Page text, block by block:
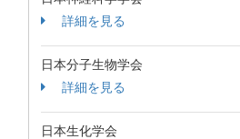
詳細を見る
日本分子生物学会
詳細を見る
日本生化学会